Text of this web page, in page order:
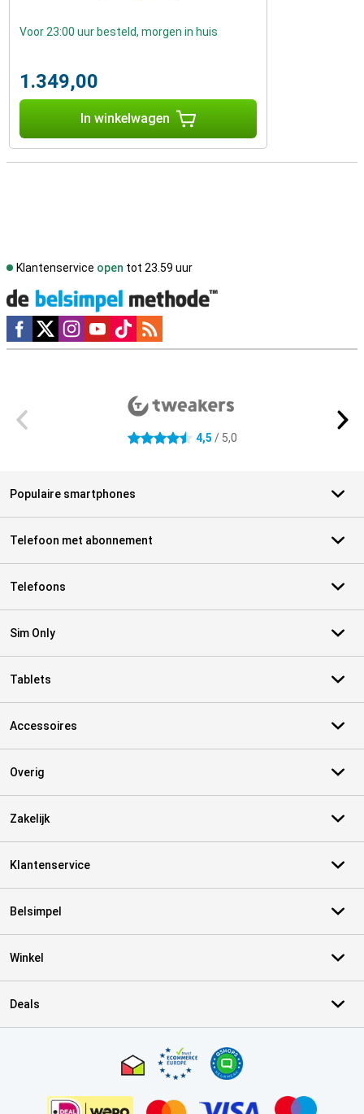
Voor 23:00 uur besteld, morgen in huis
1.349,00
In winkelwagen
Klantenservice open tot 23.59 uur
Social media
4.5 sterren 4,5 / 5,0
Populaire smartphones
Telefoon met abonnement
Telefoons
Sim Only
Tablets
Accessoires
Overig
Zakelijk
Klantenservice
Belsimpel
Winkel
Deals